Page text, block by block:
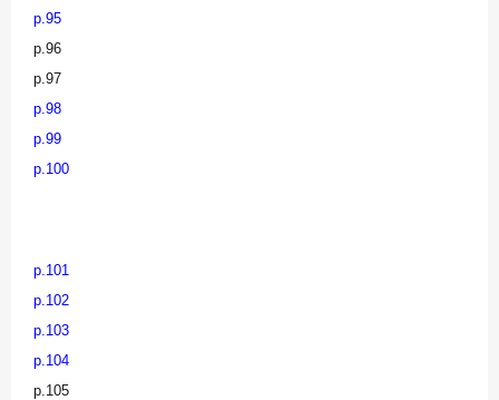
p.95
p.96
p.97
p.98
p.99
p.100
p.101
p.102
p.103
p.104
p.105